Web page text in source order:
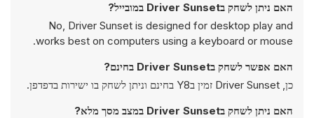
האם ניתן לשחק בDriver Sunset במובייל?
No, Driver Sunset is designed for desktop play and
works best on computers using a keyboard or mouse.
האם אפשר לשחק בDriver Sunset בחינם?
כן, Driver Sunset זמין בY8 בחינם וניתן לשחק בו ישירות בדפדפן.
האם ניתן לשחק בDriver Sunset במצב מסך מלא?